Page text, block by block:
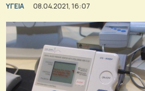
ΥΓΕΙΑ 08.04.2021, 16:07